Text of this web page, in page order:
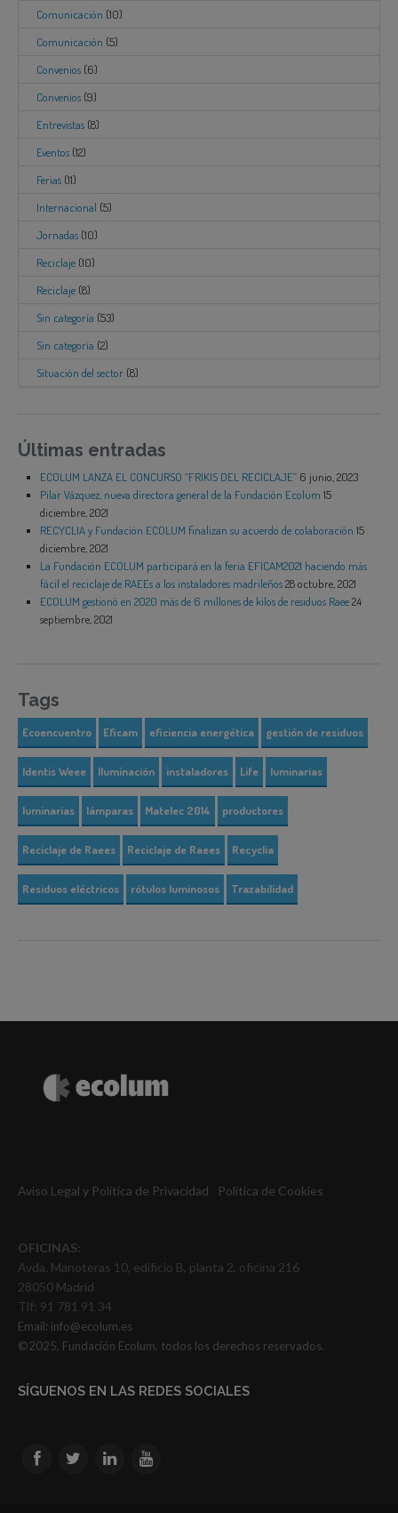
Comunicación (10)
Comunicación (5)
Convenios (6)
Convenios (9)
Entrevistas (8)
Eventos (12)
Ferias (11)
Internacional (5)
Jornadas (10)
Reciclaje (10)
Reciclaje (8)
Sin categoría (53)
Sin categoría (2)
Situación del sector (8)
Últimas entradas
ECOLUM LANZA EL CONCURSO “FRIKIS DEL RECICLAJE” 6 junio, 2023
Pilar Vázquez, nueva directora general de la Fundación Ecolum 15
diciembre, 2021
RECYCLIA y Fundación ECOLUM finalizan su acuerdo de colaboración 15
diciembre, 2021
La Fundación ECOLUM participará en la feria EFICAM2021 haciendo más
fácil el reciclaje de RAEEs a los instaladores madrileños28 octubre, 2021
ECOLUM gestionó en 2020 más de 6 millones de kilos de residuos Raee24
septiembre, 2021
Tags
Ecoencuentro Eficam eficiencia energética gestión de residuos
Identis Weee Iluminación instaladores Life luminarias
luminarias lámparas Matelec 2014 productores
Reciclaje de Raees Reciclaje de Raees Recyclia
Residuos eléctricos rótulos luminosos Trazabilidad
Aviso Legal y Política de Privacidad Política de Cookies
OFICINAS:
Avda. Manoteras 10, edificio B, planta 2, oficina 216
28050 Madrid
Tlf: 91 781 91 34
Email: info@ecolum.es
©2025, Fundación Ecolum, todos los derechos reservados.
SÍGUENOS EN LAS REDES SOCIALES